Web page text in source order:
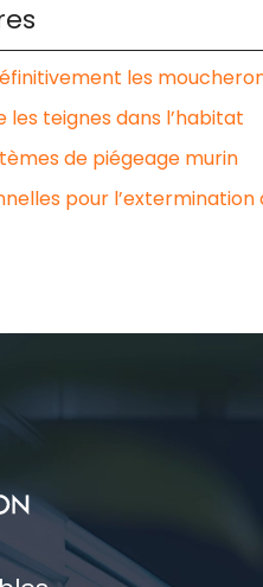
les
teignes dans l’habitat
de piégeage murin
pour